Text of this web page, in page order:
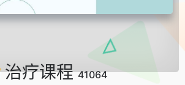
治疗课程41064